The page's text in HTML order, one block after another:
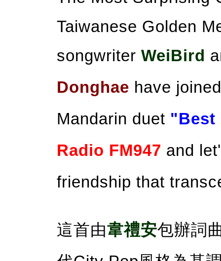
Taiwanese Golden
songwriter WeiBird
Donghae have
Mandarin duet "Best
Radio FM947 and
friendship that
這首由韋禮安包辦詞